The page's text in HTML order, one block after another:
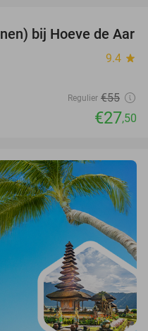
50%
bij Hoeve de Aar
9.4 star
Regulier €55
€27,50